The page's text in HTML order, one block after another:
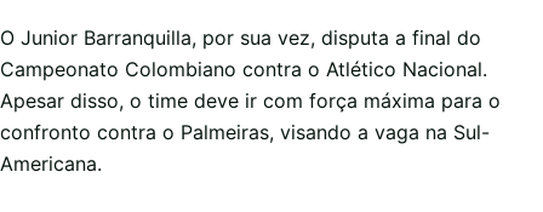
O Junior Barranquilla, por sua vez, disputa a final do
Campeonato Colombiano contra o Atlético Nacional.
Apesar disso, o time deve ir com força máxima para o
confronto contra o Palmeiras, visando a vaga na Sul-
Americana.